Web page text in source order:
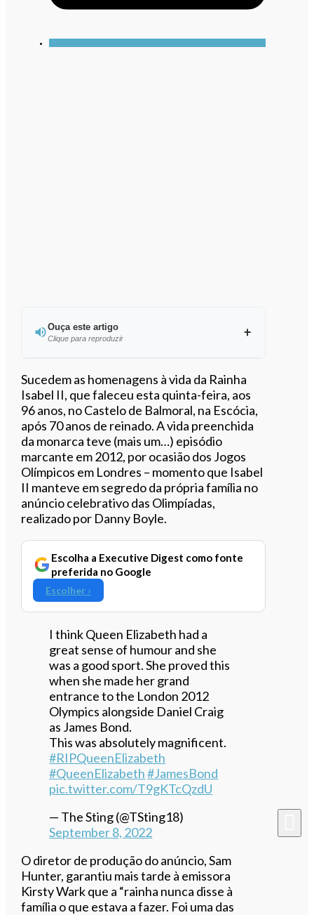
Ouça este artigo
Clique para reproduzir
Ouvir este artigo
Sucedem as homenagens à vida da Rainha
Isabel II, que faleceu esta quinta-feira, aos
96 anos, no Castelo de Balmoral, na Escócia,
após 70 anos de reinado. A vida preenchida
da monarca teve (mais um…) episódio
marcante em 2012, por ocasião dos Jogos
Olímpicos em Londres – momento que Isabel
II manteve em segredo da própria família no
anúncio celebrativo das Olimpíadas,
realizado por Danny Boyle.
Escolha a Executive Digest como fonte
preferida no Google
Escolher ›
I think Queen Elizabeth had a
great sense of humour and she
was a good sport. She proved this
when she made her grand
entrance to the London 2012
Olympics alongside Daniel Craig
as James Bond.
This was absolutely magnificent.
#RIPQueenElizabeth
#QueenElizabeth#JamesBond
pic.twitter.com/T9gKTcQzdU
— The Sting (@TSting18)
September 8, 2022
O diretor de produção do anúncio, Sam
Hunter, garantiu mais tarde à emissora
Kirsty Wark que a “rainha nunca disse à
família o que estava a fazer. Foi uma das